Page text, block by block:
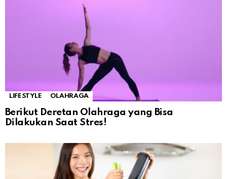
LIFESTYLE OLAHRAGA
Berikut Deretan Olahraga yang Bisa
Dilakukan Saat Stres!